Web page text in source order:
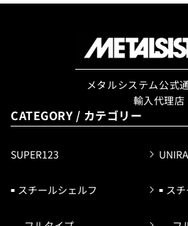
メタルシステム公式
輸入代理店
CATEGORY / カテゴリー
SUPER123
スチールシェルフ ス